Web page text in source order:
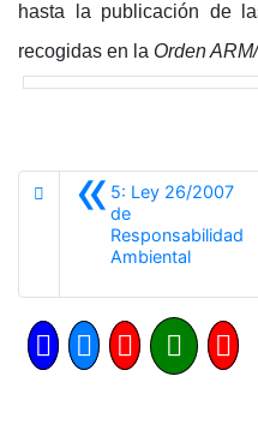
hasta la publicación de
recogidas en la Orden
«5: Ley 26/2007
de
Responsabilidad
AmbientalAnterior